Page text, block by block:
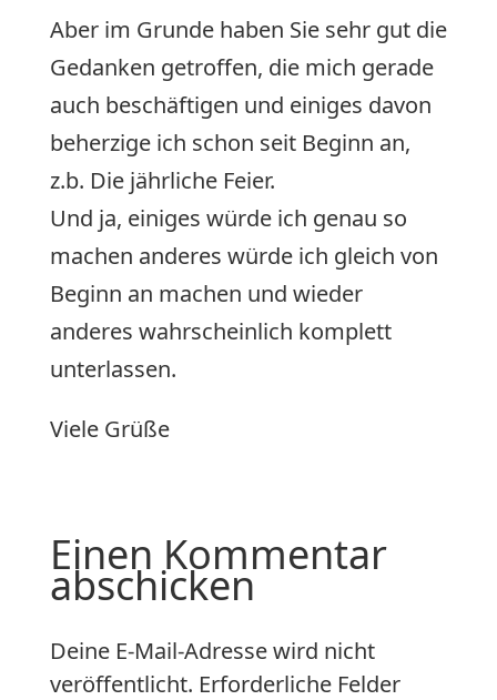
Aber im Grunde haben Sie sehr gut die
Gedanken getroffen, die mich gerade
auch beschäftigen und einiges davon
beherzige ich schon seit Beginn an,
z.b. Die jährliche Feier.
Und ja, einiges würde ich genau so
machen anderes würde ich gleich von
Beginn an machen und wieder
anderes wahrscheinlich komplett
unterlassen.
Viele Grüße
Einen Kommentar
abschicken
Deine E-Mail-Adresse wird nicht
veröffentlicht. Erforderliche Felder